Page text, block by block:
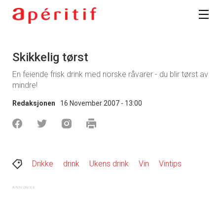
Skikkelig tørst
En feiende frisk drink med norske råvarer - du blir tørst av
mindre!
Redaksjonen 16 November 2007 - 13:00
Drikke drink Ukens drink Vin Vintips